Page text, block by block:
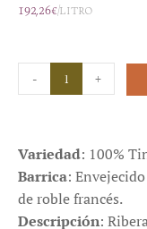
192,26€/litro
- +
Variedad: 100%
Barrica:
de roble francés.
Descripción: